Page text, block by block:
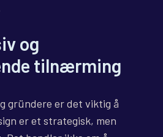
og
tilnærming
gründere er det viktig å
er et strategisk, men